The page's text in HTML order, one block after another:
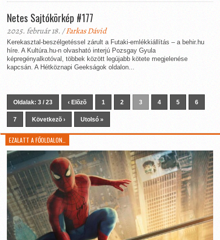
Netes Sajtókörkép #177
2025. február 18. /Farkas Dávid
Kerekasztal-beszélgetéssel zárult a Futaki-emlékkiállítás – a behir.hu
híre. A Kultúra.hu-n olvasható interjú Pozsgay Gyula
képregényalkotóval, többek között legújabb kötete megjelenése
kapcsán. A Hétköznapi Geekságok oldalon...
Oldalak: 3 / 23 ‹ Elõzõ 1 2 3 4 5 6
7 Következõ › Utolsó »
EZALATT A FŐOLDALON…